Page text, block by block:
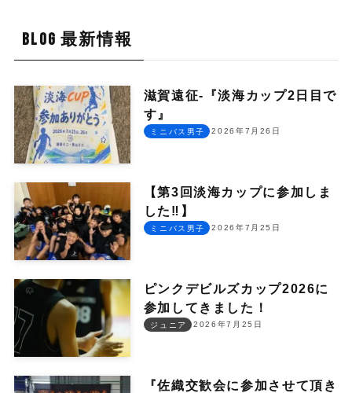
BLOG 最新情報
滋賀遠征-『淡海カップ2日目で
す』
2026年7月26日
ミニバス男子
【第3回淡海カップに参加しま
した‼︎】
2026年7月25日
ミニバス男子
ピンクデビルズカップ2026に
参加してきました！
2026年7月25日
ジュニア
『佐織交歓会に参加させて頂き